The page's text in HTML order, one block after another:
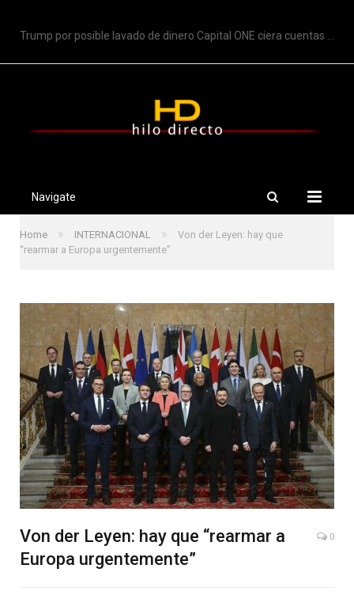
Trump por posible lavado de dinero Capital ONE ciera cuentas de Trump
Navigate
Home » INTERNACIONAL »
Von der Leyen: hay que
“rearmar a Europa urgentemente”
Von der Leyen: hay que “rearmar a
Europa urgentemente”
0